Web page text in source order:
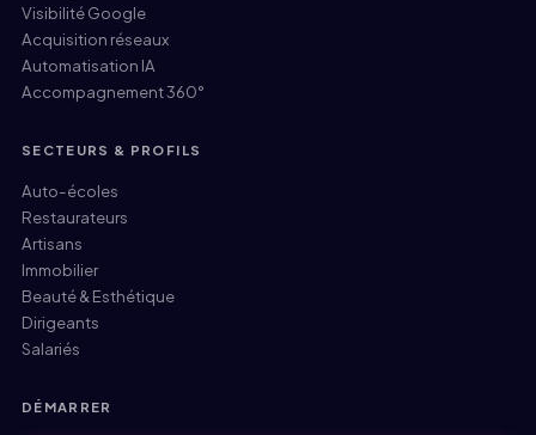
Visibilité Google
Acquisition réseaux
Automatisation IA
Accompagnement 360°
SECTEURS & PROFILS
Auto-écoles
Restaurateurs
Artisans
Immobilier
Beauté & Esthétique
Dirigeants
Salariés
DÉMARRER